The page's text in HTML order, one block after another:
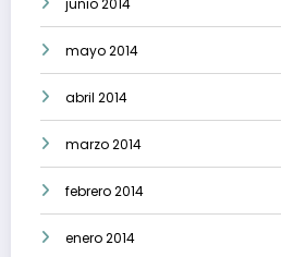
junio 2014
mayo 2014
abril 2014
marzo 2014
febrero 2014
enero 2014